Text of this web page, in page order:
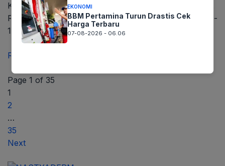
Kabupaten Karawang bersama Pramuka Peduli Scout
Rescue Kwarcab Karawang, sosialisasi vaksinasi covid-
19 dan protokol kesehatan …
Read more
Page 1 of 35
1
2
…
35
Next
EKONOMI
BBM Pertamina Turun Drastis Cek
Harga Terbaru
07-08-2026 - 06.06